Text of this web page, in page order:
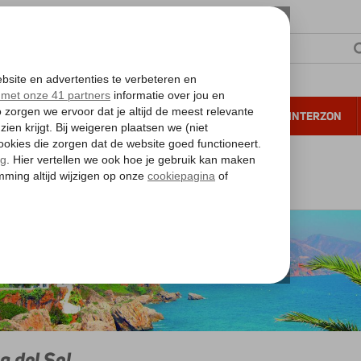
VERRE REIZEN ALL INCLUSIVE WINTERZON